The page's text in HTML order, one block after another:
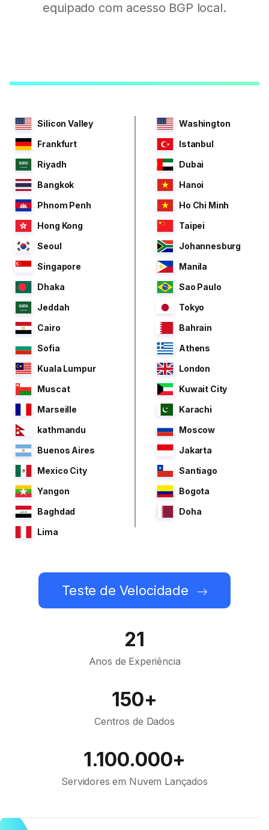
equipado com acesso BGP local.
Silicon Valley
Washington
Frankfurt
Istanbul
Riyadh
Dubai
Bangkok
Hanoi
Phnom Penh
Ho Chi Minh
Hong Kong
Taipei
Seoul
Johannesburg
Singapore
Manila
Dhaka
Sao Paulo
Jeddah
Tokyo
Cairo
Bahrain
Sofia
Athens
Kuala Lumpur
London
Muscat
Kuwait City
Marseille
Karachi
kathmandu
Moscow
Buenos Aires
Jakarta
Mexico City
Santiago
Yangon
Bogota
Baghdad
Doha
Lima
Teste de Velocidade
21
Anos de Experiência
150+
Centros de Dados
1.100.000+
Servidores em Nuvem Lançados